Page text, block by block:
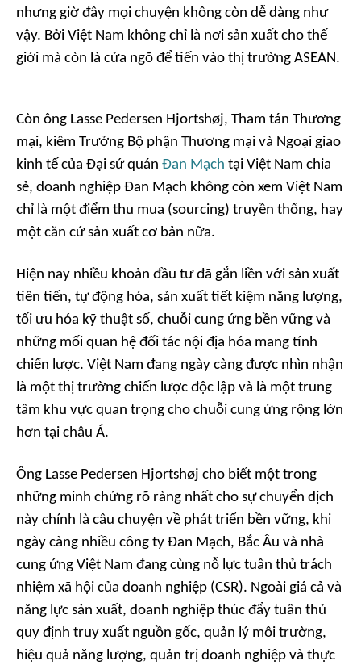
nhưng giờ đây mọi chuyện không còn dễ dàng như
vậy. Bởi Việt Nam không chỉ là nơi sản xuất cho thế
giới mà còn là cửa ngõ để tiến vào thị trường ASEAN.
Còn ông Lasse Pedersen Hjortshøj, Tham tán Thương
mại, kiêm Trưởng Bộ phận Thương mại và Ngoại giao
kinh tế của Đại sứ quán Đan Mạch tại Việt Nam chia
sẻ, doanh nghiệp Đan Mạch không còn xem Việt Nam
chỉ là một điểm thu mua (sourcing) truyền thống, hay
một căn cứ sản xuất cơ bản nữa.
Hiện nay nhiều khoản đầu tư đã gắn liền với sản xuất
tiên tiến, tự động hóa, sản xuất tiết kiệm năng lượng,
tối ưu hóa kỹ thuật số, chuỗi cung ứng bền vững và
những mối quan hệ đối tác nội địa hóa mang tính
chiến lược. Việt Nam đang ngày càng được nhìn nhận
là một thị trường chiến lược độc lập và là một trung
tâm khu vực quan trọng cho chuỗi cung ứng rộng lớn
hơn tại châu Á.
Ông Lasse Pedersen Hjortshøj cho biết một trong
những minh chứng rõ ràng nhất cho sự chuyển dịch
này chính là câu chuyện về phát triển bền vững, khi
ngày càng nhiều công ty Đan Mạch, Bắc Âu và nhà
cung ứng Việt Nam đang cùng nỗ lực tuân thủ trách
nhiệm xã hội của doanh nghiệp (CSR). Ngoài giá cả và
năng lực sản xuất, doanh nghiệp thúc đẩy tuân thủ
quy định truy xuất nguồn gốc, quản lý môi trường,
hiệu quả năng lượng, quản trị doanh nghiệp và thực